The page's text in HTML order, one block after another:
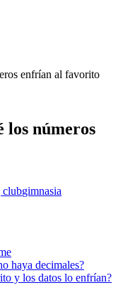
enfrían al favorito
los números
clubgimnasia
haya decimales?
y los datos lo enfrían?